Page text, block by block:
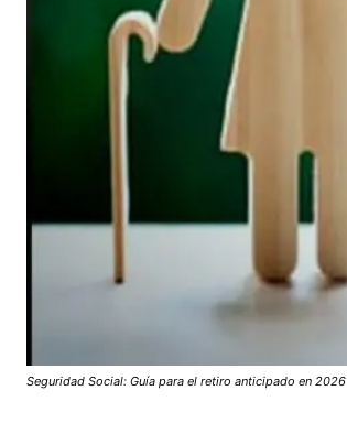
Seguridad Social: Guía para el retiro anticipado en 2026